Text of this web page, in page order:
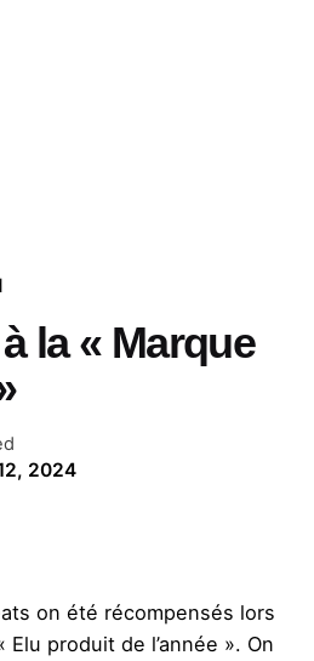
la « Marque
2024
on été récompensés lors
produit de l’année ». On